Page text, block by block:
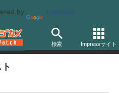
by Translate
検索 Impressサイト